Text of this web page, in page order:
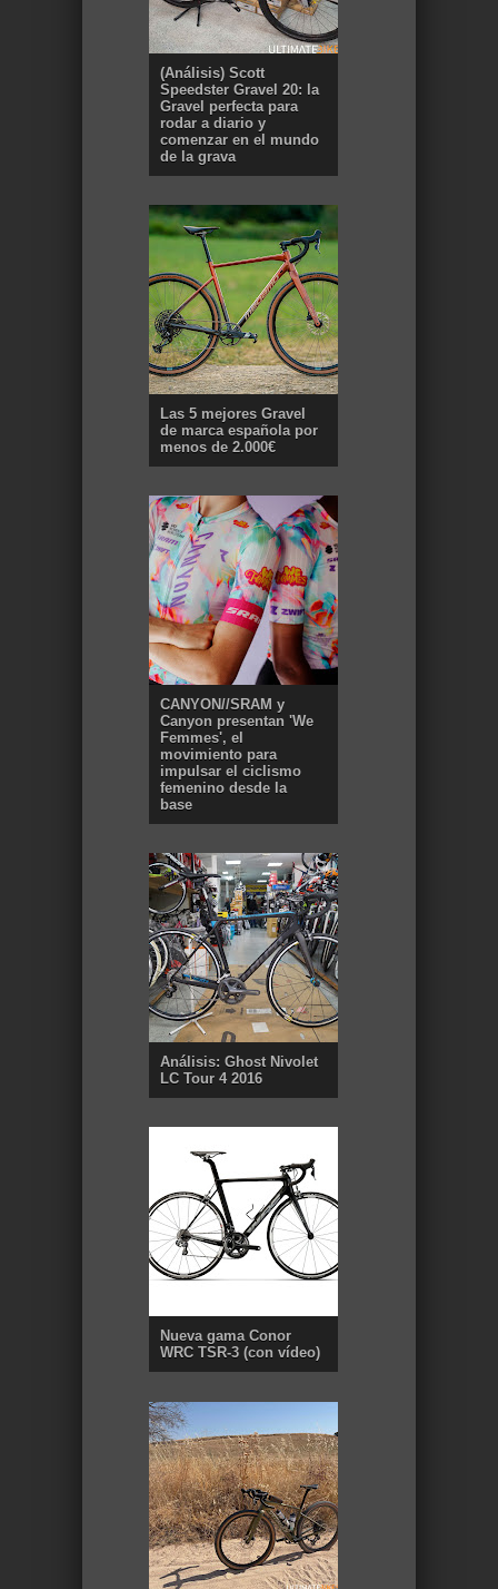
(Análisis) Scott
Speedster Gravel 20: la
Gravel perfecta para
rodar a diario y
comenzar en el mundo
de la grava
Las 5 mejores Gravel
de marca española por
menos de 2.000€
CANYON//SRAM y
Canyon presentan 'We
Femmes', el
movimiento para
impulsar el ciclismo
femenino desde la
base
Análisis: Ghost Nivolet
LC Tour 4 2016
Nueva gama Conor
WRC TSR-3 (con vídeo)